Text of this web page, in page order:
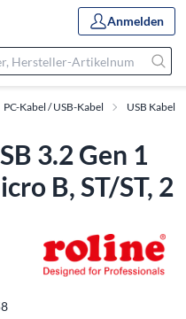
Anmelden
PC-Kabel / USB-Kabel USB Kabel
3.2 Gen 1
B, ST/ST, 2